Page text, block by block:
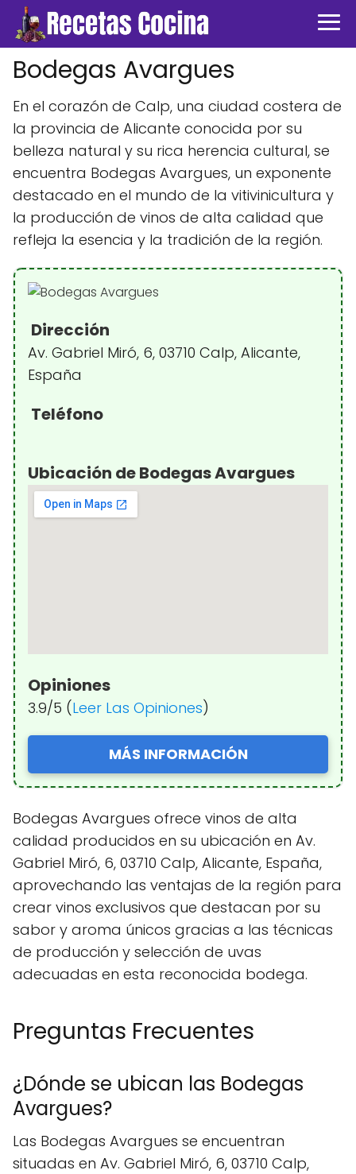
Bodegas Avargues
En el corazón de Calp, una ciudad costera de
la provincia de Alicante conocida por su
belleza natural y su rica herencia cultural, se
encuentra Bodegas Avargues, un exponente
destacado en el mundo de la vitivinicultura y
la producción de vinos de alta calidad que
refleja la esencia y la tradición de la región.
Dirección
Av. Gabriel Miró, 6, 03710 Calp, Alicante,
España
Teléfono
Ubicación de Bodegas Avargues
Opiniones
3.9/5 (Leer Las Opiniones)
MÁS INFORMACIÓN
Bodegas Avargues ofrece vinos de alta
calidad producidos en su ubicación en Av.
Gabriel Miró, 6, 03710 Calp, Alicante, España,
aprovechando las ventajas de la región para
crear vinos exclusivos que destacan por su
sabor y aroma únicos gracias a las técnicas
de producción y selección de uvas
adecuadas en esta reconocida bodega.
Preguntas Frecuentes
¿Dónde se ubican las Bodegas
Avargues?
Las Bodegas Avargues se encuentran
situadas en Av. Gabriel Miró, 6, 03710 Calp,